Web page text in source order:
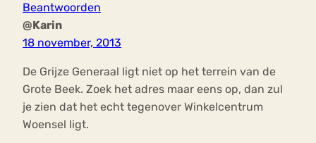
Beantwoorden
@Karin
18 november, 2013
De Grijze Generaal ligt niet op het terrein van de
Grote Beek. Zoek het adres maar eens op, dan zul
je zien dat het echt tegenover Winkelcentrum
Woensel ligt.